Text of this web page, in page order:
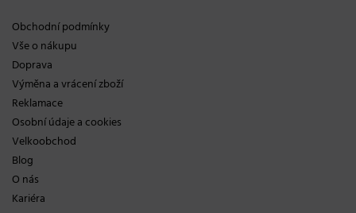
Obchodní podmínky
Vše o nákupu
Doprava
Výměna a vrácení zboží
Reklamace
Osobní údaje a cookies
Velkoobchod
Blog
O nás
Kariéra